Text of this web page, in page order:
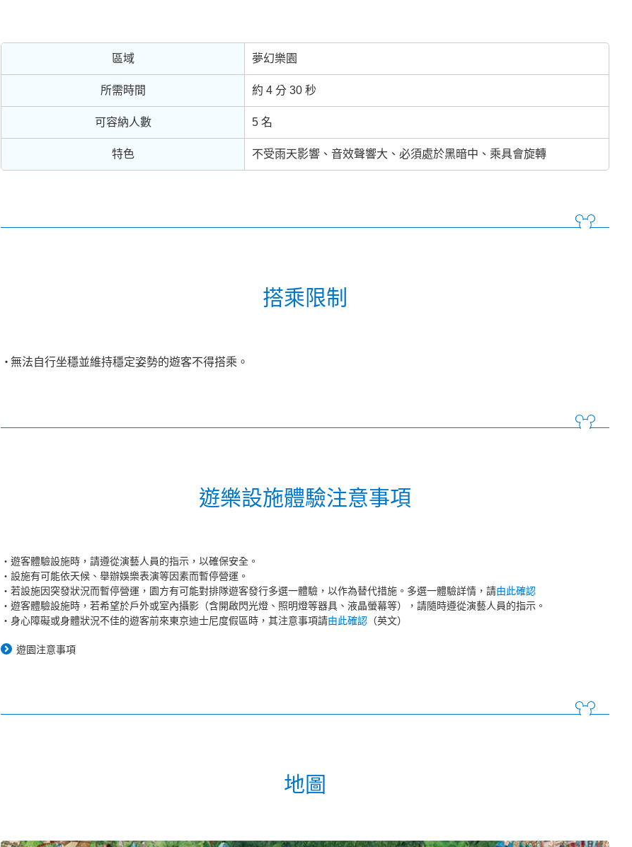
區域 夢幻樂園
所需時間 約 4 分 30 秒
可容納人數 5 名
特色 不受雨天影響、音效聲響大、必須處於黑暗中、乘具會旋轉
搭乘限制
無法自行坐穩並維持穩定姿勢的遊客不得搭乘。
遊樂設施體驗注意事項
遊客體驗設施時，請遵從演藝人員的指示，以確保安全。
設施有可能依天候、舉辦娛樂表演等因素而暫停營運。
若設施因突發狀況而暫停營運，園方有可能對排隊遊客發行多選一體驗，以作為替代措施。多選一體驗詳情，請由此確認
遊客體驗設施時，若希望於戶外或室內攝影（含開啟閃光燈、照明燈等器具、液晶螢幕等），請隨時遵從演藝人員的指示。
身心障礙或身體狀況不佳的遊客前來東京迪士尼度假區時，其注意事項請由此確認 （英文）
遊園注意事項
地圖